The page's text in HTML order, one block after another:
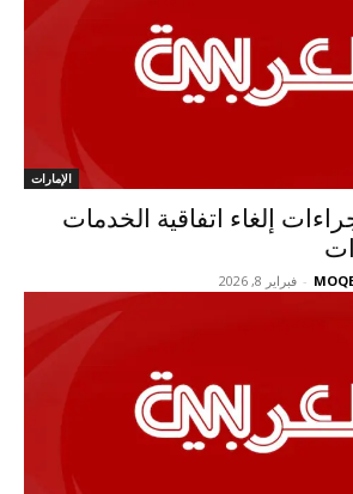
الإمارات
إلغاء اتفاقية الخدمات
- فبراير 8, 2026